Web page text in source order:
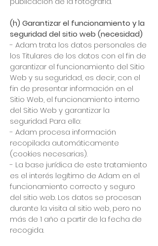
(h) Garantizar el funcionamiento y la
seguridad del sitio web (necesidad)
- Adam trata los datos personales de
los Titulares de los datos con el fin de
garantizar el funcionamiento del Sitio
Web y su seguridad, es decir, con el
fin de presentar información en el
Sitio Web, el funcionamiento interno
del Sitio Web y garantizar la
seguridad. Para ello:
- Adam procesa información
recopilada automáticamente
(cookies necesarias).
- La base jurídica de este tratamiento
es el interés legítimo de Adam en el
funcionamiento correcto y seguro
del sitio web. Los datos se procesan
durante la visita al sitio web, pero no
más de 1 año a partir de la fecha de
recogida.